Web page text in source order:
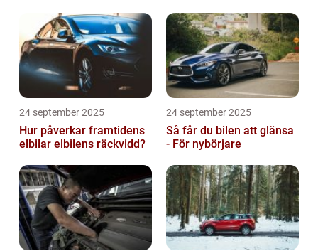
24 september 2025
Hur påverkar framtidens
elbilar elbilens räckvidd?
24 september 2025
Så får du bilen att glänsa
- För nybörjare